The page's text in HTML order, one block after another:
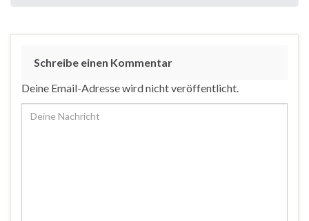
Schreibe einen Kommentar
Deine Email-Adresse wird nicht veröffentlicht.